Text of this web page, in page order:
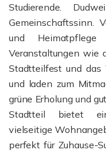
Studierende.
Gemeinschaftssinn.
und Heimatpflege
Veranstaltungen wie
Stadtteilfest und das
und laden zum
grüne Erholung und
Stadtteil bietet
vielseitige
perfekt für Zuhause-